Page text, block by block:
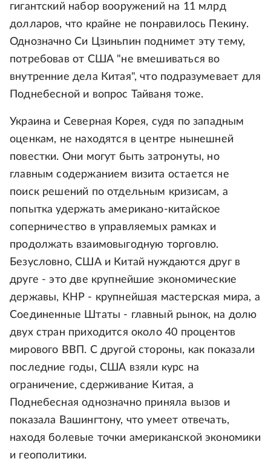
гигантский набор вооружений на 11 млрд
долларов, что крайне не понравилось Пекину.
Однозначно Си Цзиньпин поднимет эту тему,
потребовав от США "не вмешиваться во
внутренние дела Китая", что подразумевает для
Поднебесной и вопрос Тайваня тоже.
Украина и Северная Корея, судя по западным
оценкам, не находятся в центре нынешней
повестки. Они могут быть затронуты, но
главным содержанием визита остается не
поиск решений по отдельным кризисам, а
попытка удержать американо-китайское
соперничество в управляемых рамках и
продолжать взаимовыгодную торговлю.
Безусловно, США и Китай нуждаются друг в
друге - это две крупнейшие экономические
державы, КНР - крупнейшая мастерская мира, а
Соединенные Штаты - главный рынок, на долю
двух стран приходится около 40 процентов
мирового ВВП. С другой стороны, как показали
последние годы, США взяли курс на
ограничение, сдерживание Китая, а
Поднебесная однозначно приняла вызов и
показала Вашингтону, что умеет отвечать,
находя болевые точки американской экономики
и геополитики.